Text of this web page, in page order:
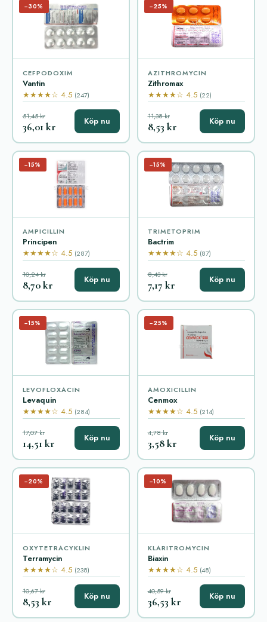
−30%
CEFPODOXIM
Vantin
★★★★☆ 4.5 (247)
51,45 kr
36,01 kr Köp nu
−25%
AZITHROMYCIN
Zithromax
★★★★☆ 4.5 (22)
11,38 kr
8,53 kr Köp nu
−15%
AMPICILLIN
Principen
★★★★☆ 4.5 (287)
10,24 kr
8,70 kr Köp nu
−15%
TRIMETOPRIM
Bactrim
★★★★☆ 4.5 (87)
8,43 kr
7,17 kr Köp nu
−15%
LEVOFLOXACIN
Levaquin
★★★★☆ 4.5 (284)
17,07 kr
14,51 kr Köp nu
−25%
AMOXICILLIN
Cenmox
★★★★☆ 4.5 (214)
4,78 kr
3,58 kr Köp nu
−20%
OXYTETRACYKLIN
Terramycin
★★★★☆ 4.5 (238)
10,67 kr
8,53 kr Köp nu
−10%
KLARITROMYCIN
Biaxin
★★★★☆ 4.5 (48)
40,59 kr
36,53 kr Köp nu